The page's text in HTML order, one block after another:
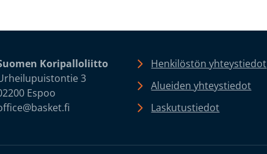
Koripalloliitto
3
Espoo
Henkilöstön yhteystiedot
Alueiden yhteystiedot
Laskutustiedot